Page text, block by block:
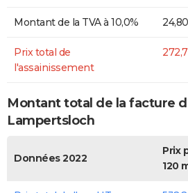
Montant de la TVA à 10,0%
Prix total de
l'assainissement
Montant total de la facture
Lampertsloch
Données 2022
Prix
120